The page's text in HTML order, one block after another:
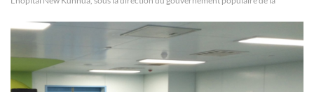
Investment Management Co., Ltd., l'hôpital New Kunhua, Kunm...